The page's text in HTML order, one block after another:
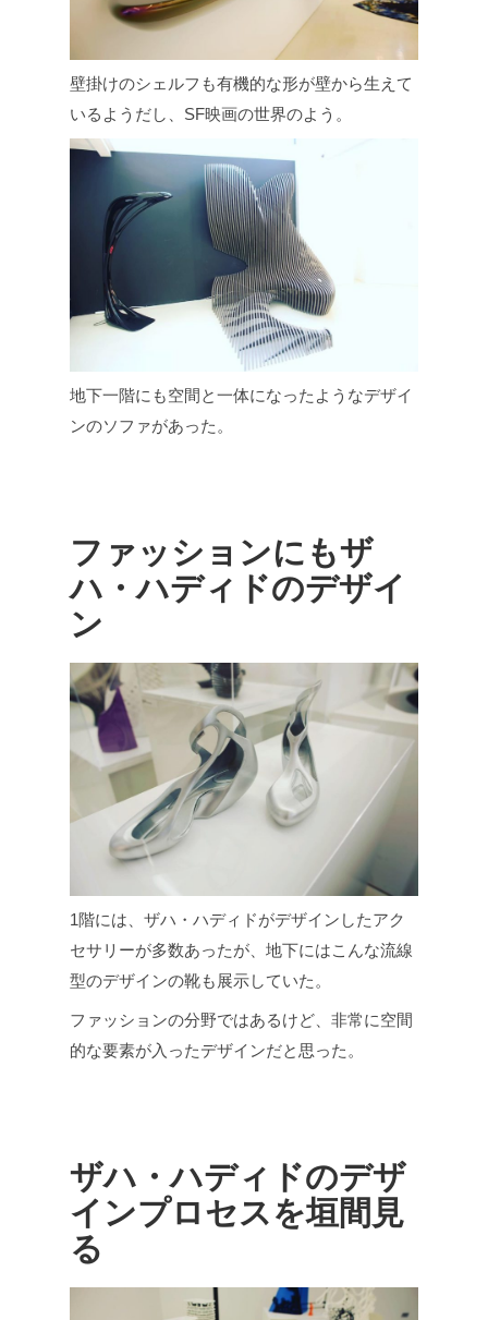
壁掛けのシェルフも有機的な形が壁から生えて
いるようだし、SF映画の世界のよう。
地下一階にも空間と一体になったようなデザイ
ンのソファがあった。
ファッションにもザ
ハ・ハディドのデザイ
ン
1階には、ザハ・ハディドがデザインしたアク
セサリーが多数あったが、地下にはこんな流線
型のデザインの靴も展示していた。
ファッションの分野ではあるけど、非常に空間
的な要素が入ったデザインだと思った。
ザハ・ハディドのデザ
インプロセスを垣間見
る